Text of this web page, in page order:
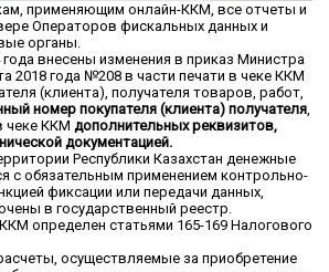
применяющим онлайн-ККМ, все отчеты и
Операторов фискальных данных и
органы.
года внесены изменения в приказ Министра
2018 года №208 в части печати в чеке ККМ
(клиента), получателя товаров, работ,
номер покупателя (клиента) получателя,
чеке ККМ дополнительных реквизитов,
документацией.
Республики Казахстан денежные
с обязательным применением контрольно-
фиксации или передачи данных,
в государственный реестр.
определен статьями 165-169 Налогового
осуществляемые за приобретение